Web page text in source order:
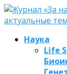
Наука
Life